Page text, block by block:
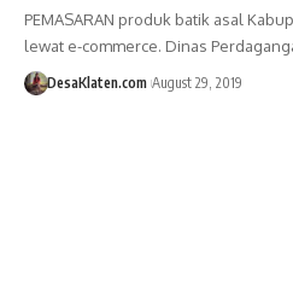
PEMASARAN produk batik asal
lewat e-commerce. Dinas
DesaKlaten.com August 29, 2019